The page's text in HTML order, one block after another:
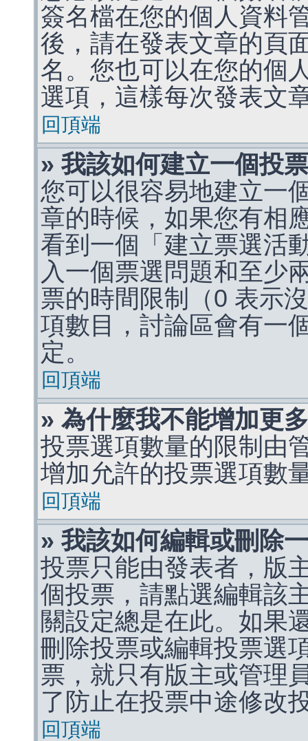
簽名檔在您的個人資料
後，請在發表文章的頁
名。您也可以在您的個
選項，這樣每次發表文
回頂端
» 我該如何建立一個投
您可以很容易地建立一
章的時候，如果您有相
看到一個「建立票選活
入一個票選問題和至少
票的時間限制（0 表示
項數目，討論區會有一
定。
回頂端
» 為什麼我不能增加更
投票選項數量的限制由
增加允許的投票選項數
回頂端
» 我該如何編輯或刪除
投票只能由發表者，版
個投票，請點選編輯該
關設定總是在此。如果
刪除投票或編輯投票選
票，就只有版主或管理
了防止在投票中途修改
回頂端